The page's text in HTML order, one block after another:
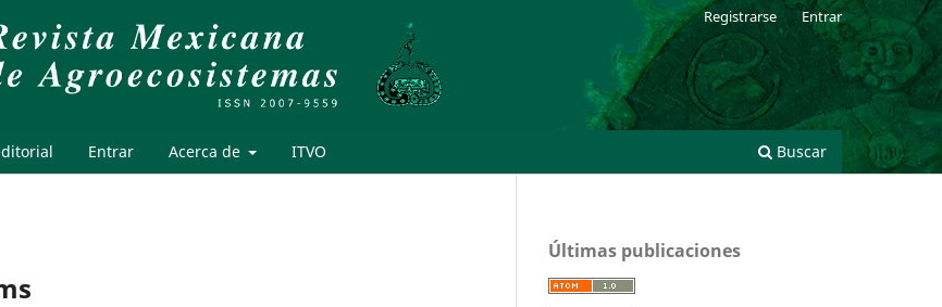
Entrar Acerca de ITVO Buscar
Registrarse Entrar
Últimas publicaciones